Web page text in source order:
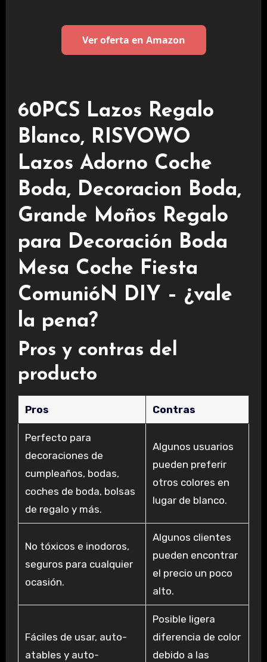
Ver oferta en Amazon
60PCS Lazos Regalo
Blanco, RISVOWO
Lazos Adorno Coche
Boda, Decoracion Boda,
Grande Moños Regalo
para Decoración Boda
Mesa Coche Fiesta
ComunióN DIY – ¿vale
la pena?
Pros y contras del
producto
Pros Contras
Perfecto para
decoraciones de
cumpleaños, bodas,
coches de boda, bolsas
de regalo y más.
Algunos usuarios
pueden preferir
otros colores en
lugar de blanco.
No tóxicos e inodoros,
seguros para cualquier
ocasión.
Algunos clientes
pueden encontrar
el precio un poco
alto.
Fáciles de usar, auto-
atables y auto-
Posible ligera
diferencia de color
debido a las